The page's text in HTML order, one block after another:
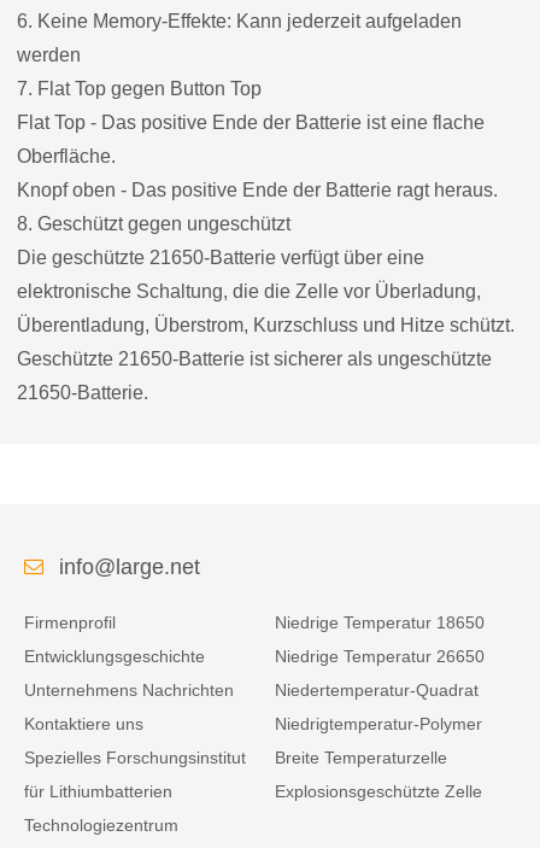
6. Keine Memory-Effekte: Kann jederzeit aufgeladen
werden
7. Flat Top gegen Button Top
Flat Top - Das positive Ende der Batterie ist eine flache
Oberfläche.
Knopf oben - Das positive Ende der Batterie ragt heraus.
8. Geschützt gegen ungeschützt
Die geschützte 21650-Batterie verfügt über eine
elektronische Schaltung, die die Zelle vor Überladung,
Überentladung, Überstrom, Kurzschluss und Hitze schützt.
Geschützte 21650-Batterie ist sicherer als ungeschützte
21650-Batterie.
info@large.net
Firmenprofil
Entwicklungsgeschichte
Unternehmens Nachrichten
Kontaktiere uns
Spezielles Forschungsinstitut
für Lithiumbatterien
Technologiezentrum
Niedrige Temperatur 18650
Niedrige Temperatur 26650
Niedertemperatur-Quadrat
Niedrigtemperatur-Polymer
Breite Temperaturzelle
Explosionsgeschützte Zelle